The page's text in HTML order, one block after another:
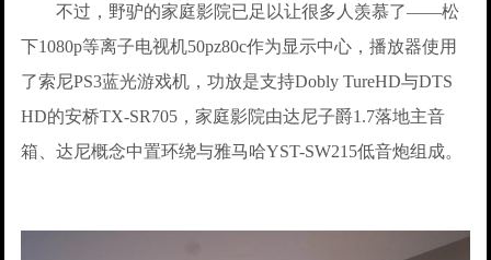
不过，野驴的家庭影院已足以让很多人羡慕了——松
下1080p等离子电视机50pz80c作为显示中心，播放器使用
了索尼PS3蓝光游戏机，功放是支持Dobly TureHD与DTS
HD的安桥TX-SR705，家庭影院由达尼子爵1.7落地主音
箱、达尼概念中置环绕与雅马哈YST-SW215低音炮组成。